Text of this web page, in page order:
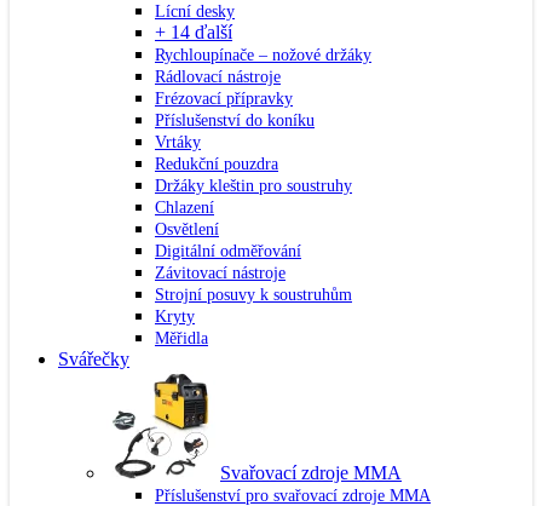
Lícní desky
+ 14 ďalší
Rychloupínače – nožové držáky
Rádlovací nástroje
Frézovací přípravky
Příslušenství do koníku
Vrtáky
Redukční pouzdra
Držáky kleštin pro soustruhy
Chlazení
Osvětlení
Digitální odměřování
Závitovací nástroje
Strojní posuvy k soustruhům
Kryty
Měřidla
Svářečky
Svařovací zdroje MMA
Příslušenství pro svařovací zdroje MMA